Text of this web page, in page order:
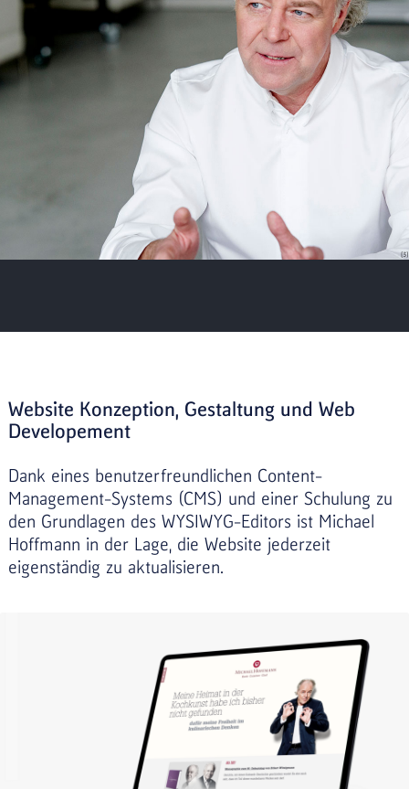
[3]
Website Konzeption, Gestaltung und Web
Developement
Dank eines benutzerfreundlichen Content-
Management-Systems (CMS) und einer Schulung zu
den Grundlagen des WYSIWYG-Editors ist Michael
Hoffmann in der Lage, die Website jederzeit
eigenständig zu aktualisieren.